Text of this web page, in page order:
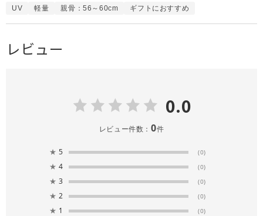
UV 軽量 親骨：56～60cm ギフトにおすすめ
レビュー
0.0
レビュー件数： 0件
★ 5 (0)
★ 4 (0)
★ 3 (0)
★ 2 (0)
★ 1 (0)